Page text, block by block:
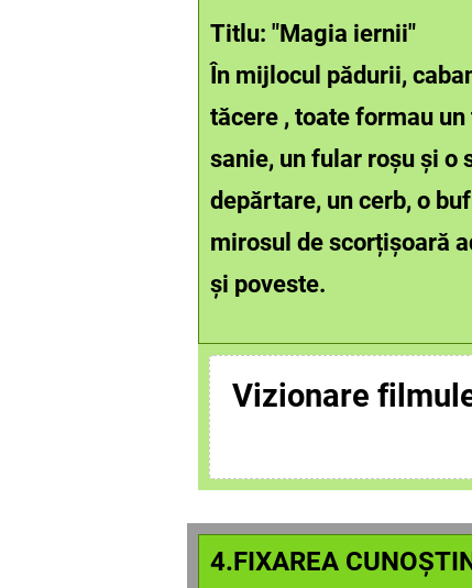
Titlu: "Magia iernii"
n mijlocul pădurii,
tăcere , toate formau
sanie, un fular roșu și o
depărtare, un cerb, o
mirosul de scorțișoară
și poveste.
Vizionare
4.FIXAREA